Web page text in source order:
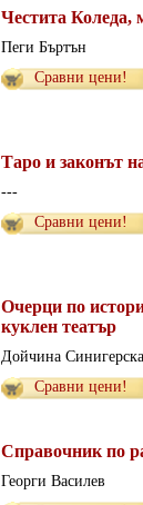
Честита Коледа,
Пеги Бъртън
Сравни цени!
Таро и законът
---
Сравни цени!
Очерци по
куклен театър
Дойчина Синигерска
Сравни цени!
Справочник по
Георги Василев